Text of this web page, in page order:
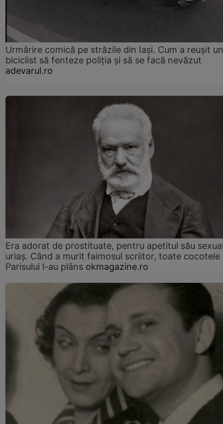
Urmărire comică pe străzile din Iași. Cum a reușit un
biciclist să fenteze poliția și să se facă nevăzut
adevarul.ro
Era adorat de prostituate, pentru apetitul său
uriaș. Când a murit faimosul scriitor, toate cocotele
Parisului l-au plâns okmagazine.ro